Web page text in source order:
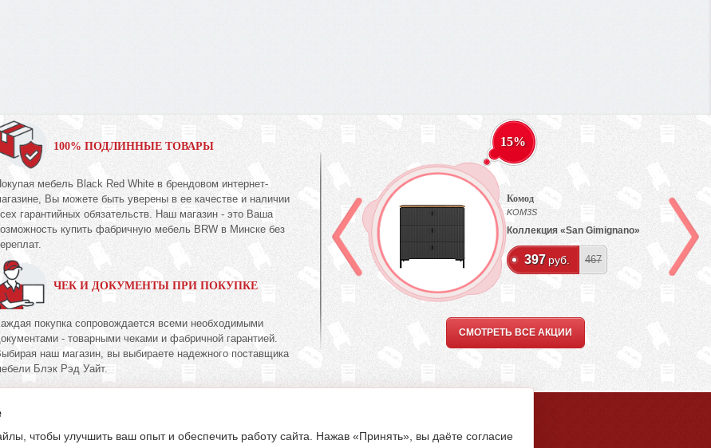
100% ПОДЛИННЫЕ ТОВАРЫ
мебель Black Red White в брендовом интернет-
Вы можете быть уверены в ее качестве и наличии
гарантийных обязательств. Наш магазин - это Ваша
купить фабричную мебель BRW в Минске без
ЧЕК И ДОКУМЕНТЫ ПРИ ПОКУПКЕ
покупка сопровождается всеми необходимыми
- товарными чеками и фабричной гарантией.
наш магазин, вы выбираете надежного поставщика
Блэк Рэд Уайт.
15%
Комод
KOM3S
Коллекция «San Gimignano»
397 руб. 467
СМОТРЕТЬ ВСЕ АКЦИИ
чтобы улучшить ваш опыт и обеспечить работу сайта. Нажав «Принять», вы даёте согласие